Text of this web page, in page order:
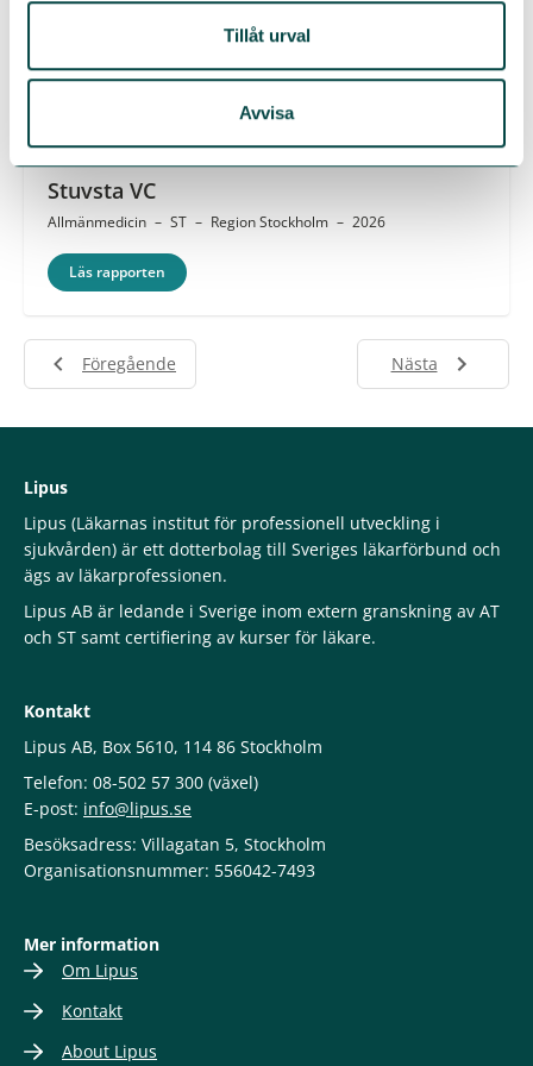
Tillåt urval
Avvisa
Huddinge VC
Region Stockholm
Stuvsta VC
Allmänmedicin – ST – Region Stockholm – 2026
Läs rapporten
Föregående Nästa
Lipus
Lipus (Läkarnas institut för professionell utveckling i
sjukvården) är ett dotterbolag till Sveriges läkarförbund och
ägs av läkarprofessionen.
Lipus AB är ledande i Sverige inom extern granskning av AT
och ST samt certifiering av kurser för läkare.
Kontakt
Lipus AB, Box 5610, 114 86 Stockholm
Telefon: 08-502 57 300 (växel)
E-post: info@lipus.se
Besöksadress: Villagatan 5, Stockholm
Organisationsnummer: 556042-7493
Mer information
Om Lipus
Kontakt
About Lipus